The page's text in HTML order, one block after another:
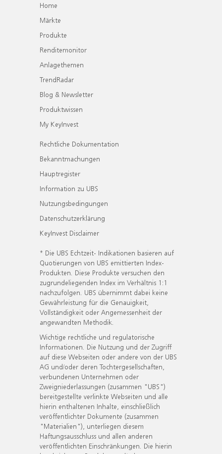
Home
Märkte
Produkte
Renditemonitor
Anlagethemen
TrendRadar
Blog & Newsletter
Produktwissen
My KeyInvest
Rechtliche Dokumentation
Bekanntmachungen
Hauptregister
Information zu UBS
Nutzungsbedingungen
Datenschutzerklärung
KeyInvest Disclaimer
* Die UBS Echtzeit- Indikationen basieren auf
Quotierungen von UBS emittierten Index-
Produkten. Diese Produkte versuchen den
zugrundeliegenden Index im Verhältnis 1:1
nachzufolgen. UBS übernimmt dabei keine
Gewährleistung für die Genauigkeit,
Vollständigkeit oder Angemessenheit der
angewandten Methodik.
Wichtige rechtliche und regulatorische
Informationen. Die Nutzung und der Zugriff
auf diese Webseiten oder andere von der UBS
AG und/oder deren Tochtergesellschaften,
verbundenen Unternehmen oder
Zweigniederlassungen (zusammen "UBS")
bereitgestellte verlinkte Webseiten und alle
hierin enthaltenen Inhalte, einschließlich
veröffentlichter Dokumente (zusammen
"Materialien"), unterliegen diesem
Haftungsausschluss und allen anderen
veröffentlichten Einschränkungen. Die hierin